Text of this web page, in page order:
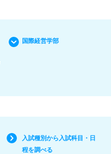
国際経営学部
入試種別から入試科目・日
程を調べる